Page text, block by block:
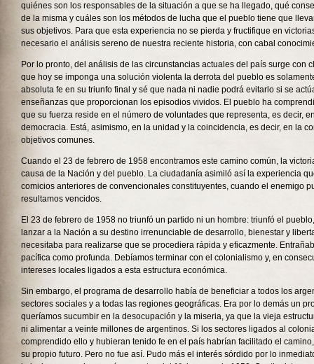
quiénes son los responsables de la situación a que se ha llegado, qué
de la misma y cuáles son los métodos de lucha que el pueblo tiene que
sus objetivos. Para que esta experiencia no se pierda y fructifique en
necesario el análisis sereno de nuestra reciente historia, con cabal
Por lo pronto, del análisis de las circunstancias actuales del país surge con
que hoy se imponga una solución violenta la derrota del pueblo es
absoluta fe en su triunfo final y sé que nada ni nadie podrá evitarlo si se
enseñanzas que proporcionan los episodios vividos. El pueblo ha
que su fuerza reside en el número de voluntades que representa, es decir,
democracia. Está, asimismo, en la unidad y la coincidencia, es decir, en la
objetivos comunes.
Cuando el 23 de febrero de 1958 encontramos este camino común, la
causa de la Nación y del pueblo. La ciudadanía asimiló así la experiencia
comicios anteriores de convencionales constituyentes, cuando el enemigo
resultamos vencidos.
El 23 de febrero de 1958 no triunfó un partido ni un hombre: triunfó el
lanzar a la Nación a su destino irrenunciable de desarrollo, bienestar y
necesitaba para realizarse que se procediera rápida y eficazmente.
pacífica como profunda. Debíamos terminar con el colonialismo y, en
intereses locales ligados a esta estructura económica.
Sin embargo, el programa de desarrollo había de beneficiar a todos los
sectores sociales y a todas las regiones geográficas. Era por lo demás un
queríamos sucumbir en la desocupación y la miseria, ya que la vieja
ni alimentar a veinte millones de argentinos. Si los sectores ligados al
comprendido ello y hubieran tenido fe en el país habrían facilitado el
su propio futuro. Pero no fue así. Pudo más el interés sórdido por lo